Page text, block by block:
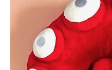
エネルギーの専門メディア
建設×テクノロジーの最前線
ちょっと気になるネットの話題